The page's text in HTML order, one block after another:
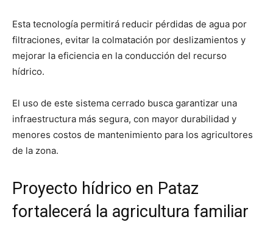
Esta tecnología permitirá reducir pérdidas de agua por
filtraciones, evitar la colmatación por deslizamientos y
mejorar la eficiencia en la conducción del recurso
hídrico.
El uso de este sistema cerrado busca garantizar una
infraestructura más segura, con mayor durabilidad y
menores costos de mantenimiento para los agricultores
de la zona.
Proyecto hídrico en Pataz
fortalecerá la agricultura familiar